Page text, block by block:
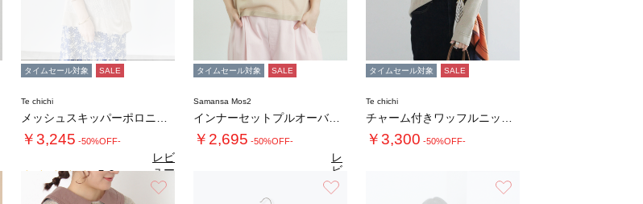
タイムセール対象 SALE
Te chichi
￥3,245 -50%OFF-
5.0（1）
レビ
ュー
を見
る
タイムセール対象 SALE
Samansa Mos2
インナーセットプルオーバーニット
￥2,695 -50%OFF-
レ
ビ
ュ
ー
タイムセール対象 SALE
Te chichi
￥3,300 -50%OFF-
お気に入り